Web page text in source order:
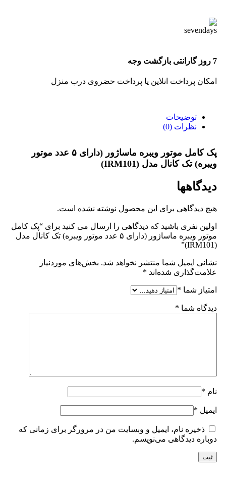
7 روز گارانتی بازگشت وجه
امکان پرداخت انلاین یا پرداخت حضروی درب منزل
توضیحات
نظرات (0)
پک کامل موتور ویبره ماساژور (دارای ۵ عدد موتور
ویبره) تک کانال مدل (IRM101)
دیدگاهها
هیچ دیدگاهی برای این محصول نوشته نشده است.
اولین نفری باشید که دیدگاهی را ارسال می کنید برای “پک کامل
موتور ویبره ماساژور (دارای ۵ عدد موتور ویبره) تک کانال مدل
(IRM101)”
نشانی ایمیل شما منتشر نخواهد شد. بخش‌های موردنیاز
علامت‌گذاری شده‌اند *
امتیاز شما *
دیدگاه شما *
نام *
ایمیل *
ذخیره نام، ایمیل و وبسایت من در مرورگر برای زمانی که
دوباره دیدگاهی می‌نویسم.